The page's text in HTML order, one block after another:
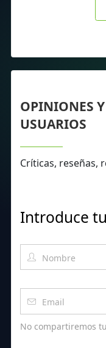
OPINIONES
USUARIOS
Críticas, reseñas,
Introduce
No compartiremos